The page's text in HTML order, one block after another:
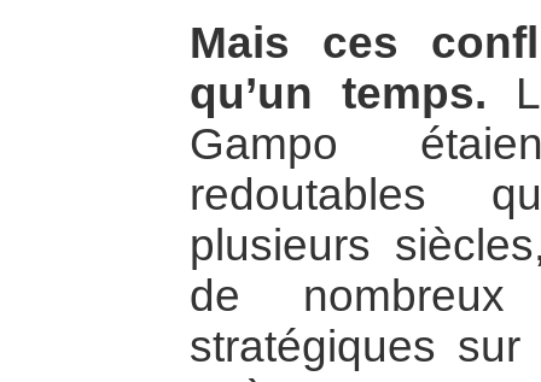
Mais ces
qu’un temps.
Gampo
redoutables
plusieurs
de
stratégiques